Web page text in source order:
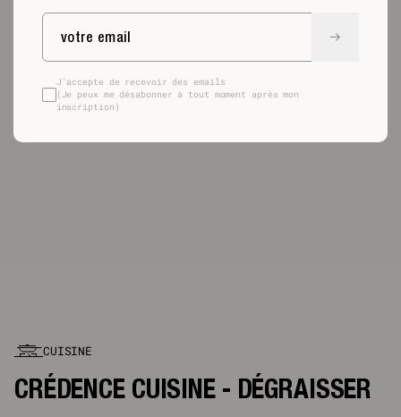
CUISINE
CRÉDENCE CUISINE - DÉGRAISSER
J'accepte de recevoir des emails
(Je peux me désabonner à tout moment après mon
inscription)